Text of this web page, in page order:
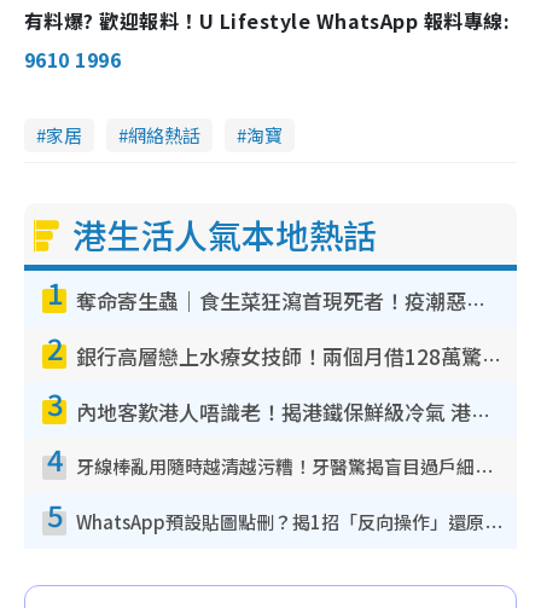
有料爆? 歡迎報料！U Lifestyle WhatsApp 報料專線:
9610 1996
家居 網絡熱話 淘寶
港生活人氣本地熱話
1 奪命寄生蟲｜食生菜狂瀉首現死者！疫潮惡化錄1.8萬宗病例 揭洗菜3大謬誤
2 銀行高層戀上水療女技師！兩個月借128萬驚覺「沉船」沉落火海 揭背後疑似邪教操控賣淫
3 內地客歎港人唔識老！揭港鐵保鮮級冷氣 港人求放過：咪投訴
4 牙線棒亂用隨時越清越污糟！牙醫驚揭盲目過戶細菌恐致蛀牙：呢種先係日常真保養
5 WhatsApp預設貼圖點刪？揭1招「反向操作」還原簡潔介面 附3步實測教學